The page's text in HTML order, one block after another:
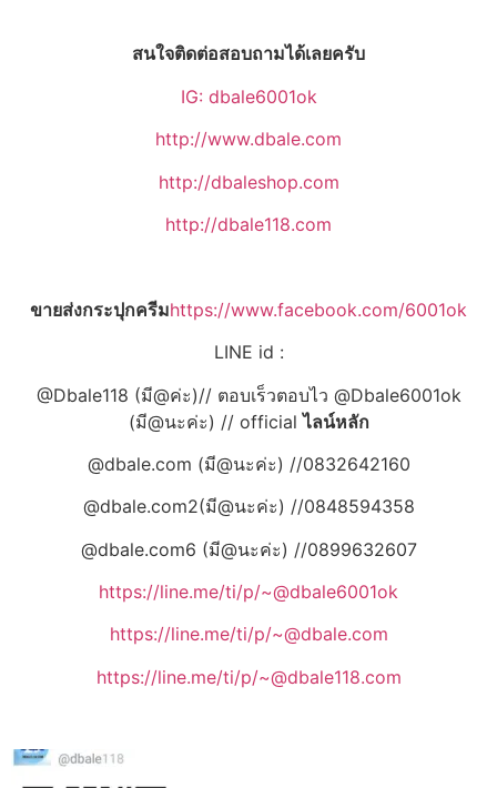
สนใจติดต่อสอบถามได้เลยครับ
IG: dbale6001ok
http://www.dbale.com
http://dbaleshop.com
http://dbale118.com
ขายส่งกระปุกครีมhttps://www.facebook.com/6001ok
LINE id :
@Dbale118 (มี@ค่ะ)// ตอบเร็วตอบไว @Dbale6001ok
(มี@นะค่ะ) // officialไลน์หลัก
@dbale.com (มี@นะค่ะ) //0832642160
@dbale.com2(มี@นะค่ะ) //0848594358
@dbale.com6 (มี@นะค่ะ) //0899632607
https://line.me/ti/p/~@dbale6001ok
https://line.me/ti/p/~@dbale.com
https://line.me/ti/p/~@dbale118.com